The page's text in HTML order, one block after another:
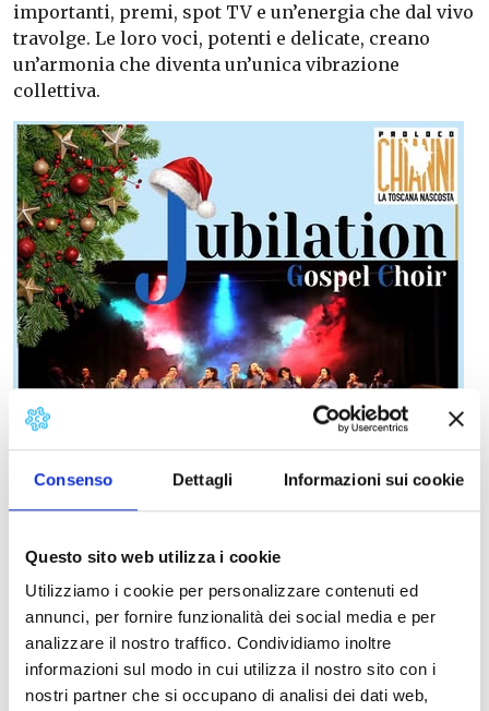
Consenso Dettagli Informazioni sui cookie
Questo sito web utilizza i cookie
Utilizziamo i cookie per personalizzare contenuti ed
annunci, per fornire funzionalità dei social media e per
analizzare il nostro traffico. Condividiamo inoltre
informazioni sul modo in cui utilizza il nostro sito con i
nostri partner che si occupano di analisi dei dati web,
importanti, premi, spot TV e un’energia che dal vivo
travolge. Le loro voci, potenti e delicate, creano
un’armonia che diventa un’unica vibrazione
collettiva.